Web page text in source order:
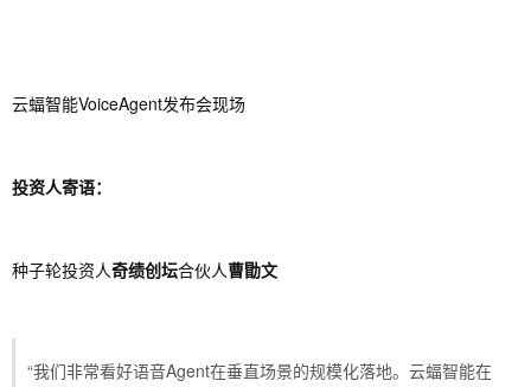
云蝠智能VoiceAgent发布会现场
投资人寄语：
种子轮投资人奇绩创坛合伙人曹勖文
“我们非常看好语音Agent在垂直场景的规模化落地。云蝠智能在